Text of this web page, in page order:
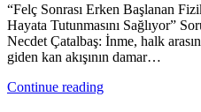
“Felç Sonrası Erken Başlanan
Hayata Tutunmasını Sağlıyor”
Necdet Çatalbaş: İnme, halk
giden kan akışının damar…
Continue reading